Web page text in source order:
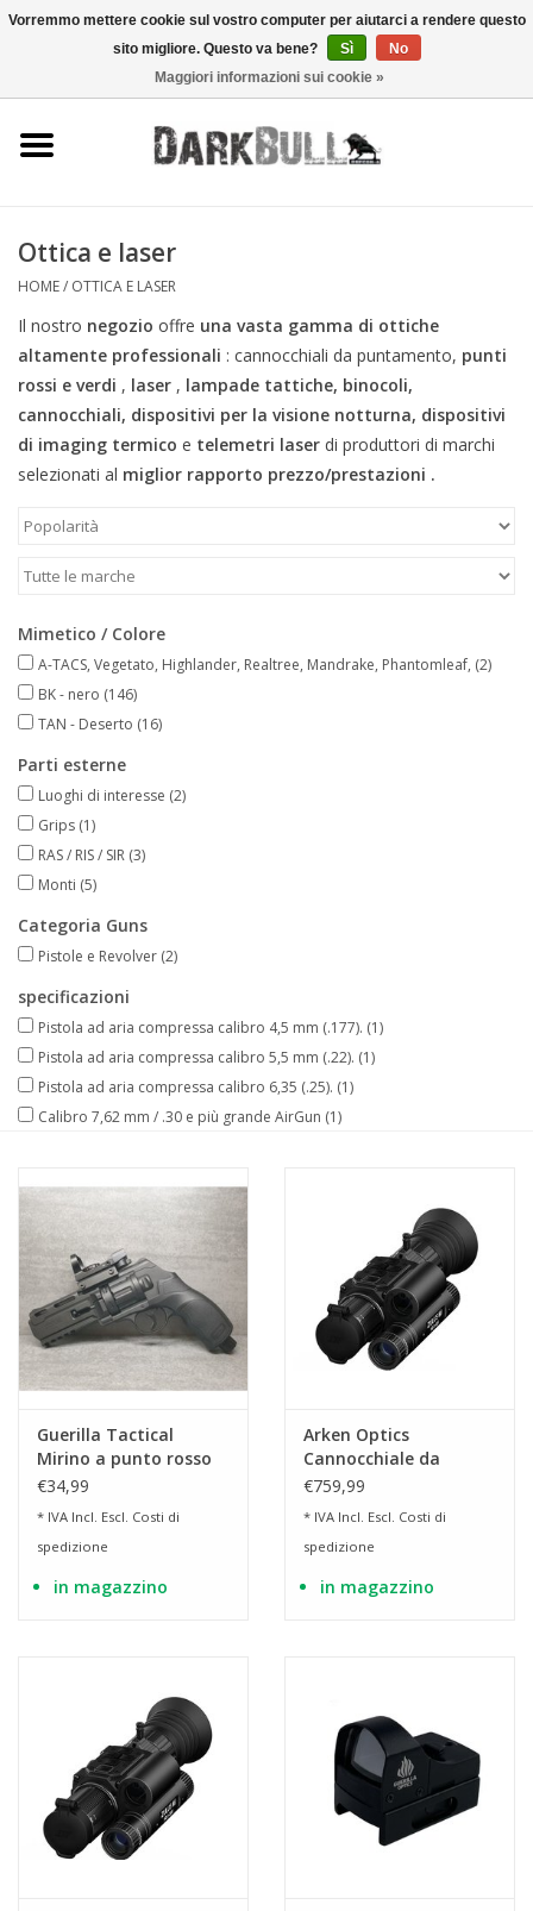
0 Articoli - €0,00
tiro
all'aperto
Ottica e laser
Marche
Ottica e laser
HOME/ OTTICA E LASER
Il nostro negozio offre una vasta gamma di ottiche
altamente professionali : cannocchiali da puntamento, punti
rossi e verdi , laser , lampade tattiche, binocoli,
cannocchiali, dispositivi per la visione notturna, dispositivi
di imaging termico e telemetri laser di produttori di marchi
selezionati al miglior rapporto prezzo/prestazioni .
Mimetico / Colore
A-TACS, Vegetato, Highlander, Realtree, Mandrake, Phantomleaf, (2)
BK - nero (146)
TAN - Deserto (16)
Parti esterne
Luoghi di interesse (2)
Grips (1)
RAS / RIS / SIR (3)
Monti (5)
Categoria Guns
Pistole e Revolver (2)
specificazioni
Pistola ad aria compressa calibro 4,5 mm (.177). (1)
Pistola ad aria compressa calibro 5,5 mm (.22). (1)
Pistola ad aria compressa calibro 6,35 (.25). (1)
Calibro 7,62 mm / .30 e più grande AirGun (1)
Guerilla Tactical
Mirino a punto rosso
per HDR 50 | HDS 68 |
68
€34,99
* IVA Incl. Escl. Costi di
spedizione
in magazzino
Arken Optics
Cannocchiale da
puntamento DNT
per visione diurna e
notturna.
€759,99
* IVA Incl. Escl. Costi di
spedizione
in magazzino
Vorremmo mettere cookie sul vostro computer per aiutarci a rendere questo
sito migliore. Questo va bene?
Sì
No
Maggiori informazioni sui cookie »